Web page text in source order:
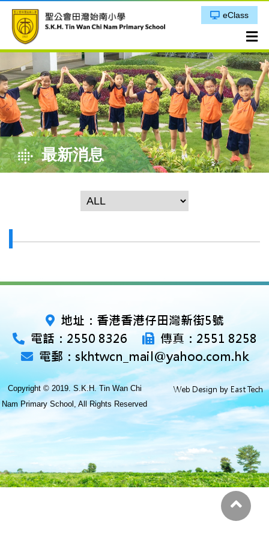
eClass
最新消息
地址：香港香港仔田灣新街5號
電話：2550 8326
傳真：2551 8258
電郵：skhtwcn_mail@yahoo.com.hk
Copyright © 2019. S.K.H. Tin Wan Chi
Nam Primary School, All Rights Reserved
Web Design by East Tech